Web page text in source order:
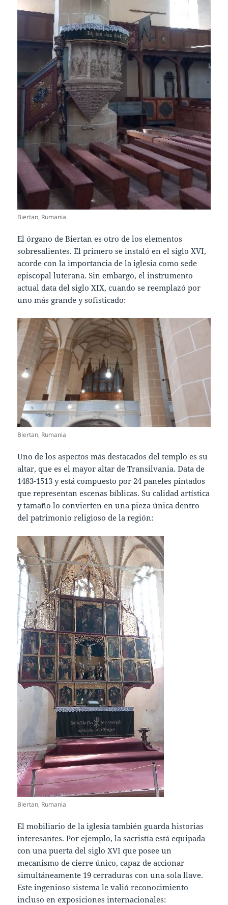
Biertan, Rumania
El órgano de Biertan es otro de los elementos
sobresalientes. El primero se instaló en el siglo XVI,
acorde con la importancia de la iglesia como sede
episcopal luterana. Sin embargo, el instrumento
actual data del siglo XIX, cuando se reemplazó por
uno más grande y sofisticado:
Biertan, Rumania
Uno de los aspectos más destacados del templo es su
altar, que es el mayor altar de Transilvania. Data de
1483-1513 y está compuesto por 24 paneles pintados
que representan escenas bíblicas. Su calidad artística
y tamaño lo convierten en una pieza única dentro
del patrimonio religioso de la región:
Biertan, Rumania
El mobiliario de la iglesia también guarda historias
interesantes. Por ejemplo, la sacristía está equipada
con una puerta del siglo XVI que posee un
mecanismo de cierre único, capaz de accionar
simultáneamente 19 cerraduras con una sola llave.
Este ingenioso sistema le valió reconocimiento
incluso en exposiciones internacionales: